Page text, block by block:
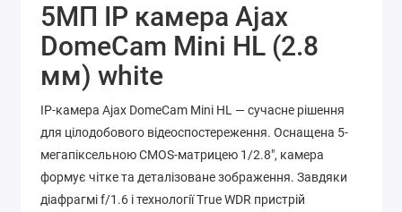
5МП IP камера Ajax
DomeCam Mini HL (2.8
мм) white
IP-камера Ajax DomeCam Mini HL — сучасне рішення
для цілодобового відеоспостереження. Оснащена 5-
мегапіксельною CMOS-матрицею 1/2.8", камера
формує чітке та деталізоване зображення. Завдяки
діафрагмі f/1.6 і технології True WDR пристрій